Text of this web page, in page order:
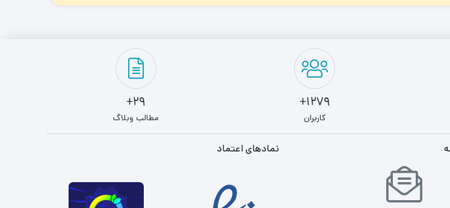
1279+
کاربران
29+
مطالب وبلاگ
نمادهای اعتماد